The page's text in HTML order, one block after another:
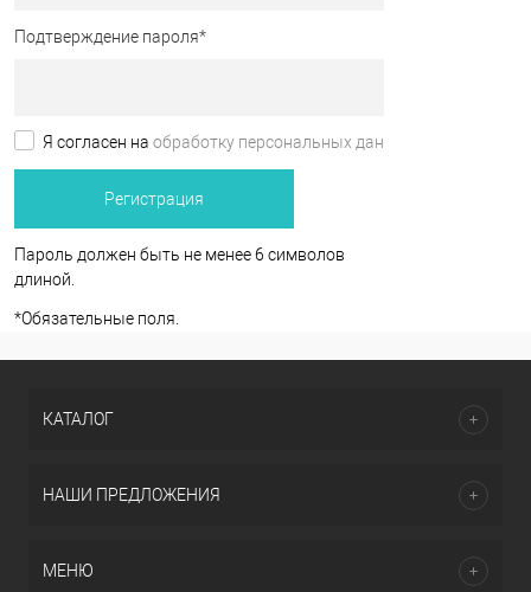
Подтверждение пароля*
Я согласен на обработку персональных данных.
Пароль должен быть не менее 6 символов
длиной.
*Обязательные поля.
КАТАЛОГ
НАШИ ПРЕДЛОЖЕНИЯ
МЕНЮ